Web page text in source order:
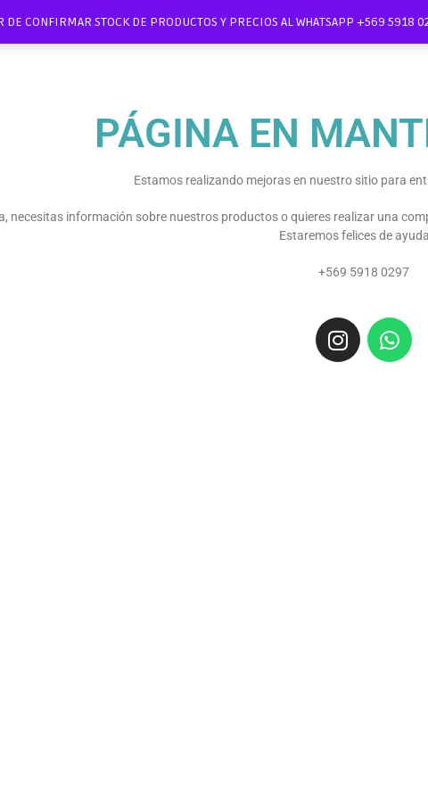
DE CONFIRMAR STOCK DE PRODUCTOS Y PRECIOS AL WHATSAPP +569
PÁGINA EN
Estamos realizando mejoras en nuestro sitio para
necesitas información sobre nuestros productos o quieres realizar una
Estaremos felices de
+569 5918 0297